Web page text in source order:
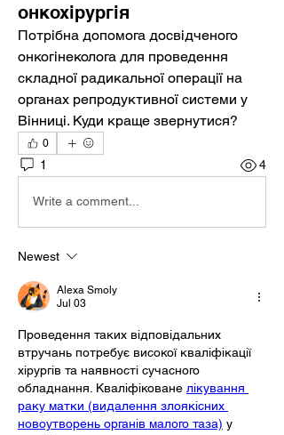
онкохірургія
Потрібна допомога досвідченого
онкогінеколога для проведення
складної радикальної операції на
органах репродуктивної системи у
Вінниці. Куди краще звернутися?
0
1 4
Write a comment...
Newest
Alexa Smoly
Jul 03
Проведення таких відповідальних
втручань потребує високої кваліфікації
хірургів та наявності сучасного
обладнання. Кваліфіковане лікування
раку матки (видалення злоякісних
новоутворень органів малого таза) у